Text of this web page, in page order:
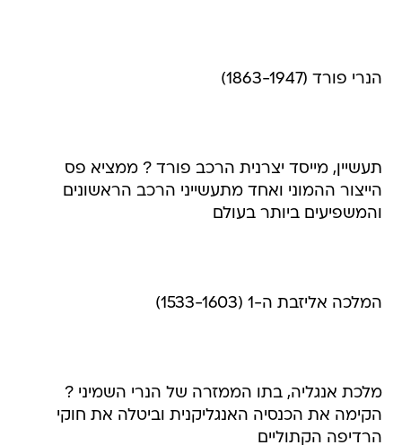
הנרי פורד (1863-1947)
תעשיין, מייסד יצרנית הרכב פורד ? ממציא פס
הייצור ההמוני ואחד מתעשייני הרכב הראשונים
והמשפיעים ביותר בעולם
המלכה אליזבת ה-1 (1533-1603)
מלכת אנגליה, בתו הממזרה של הנרי השמיני ?
הקימה את הכנסיה האנגליקנית וביטלה את חוקי
הרדיפה הקתוליים